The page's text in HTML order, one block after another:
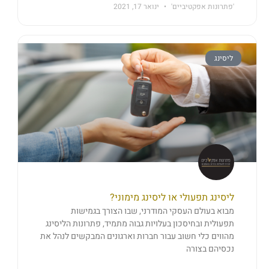
'פתרונות אפקטיביים'
ינואר 17, 2021
ליסינג
ליסינג תפעולי או ליסינג מימוני?
מבוא בעולם העסקי המודרני, שבו הצורך בגמישות
תפעולית ובחיסכון בעלויות גבוה מתמיד, פתרונות הליסינג
מהווים כלי חשוב עבור חברות וארגונים המבקשים לנהל את
נכסיהם בצורה